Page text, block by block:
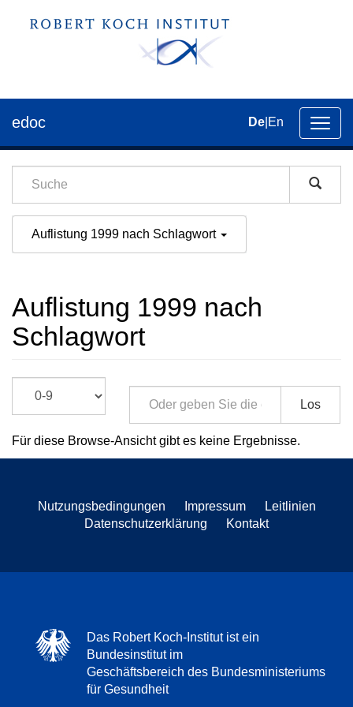
der
edoc De En
Auflistung 1999 nach Schlagwort
Auflistung 1999 nach
Schlagwort
Los
Für diese Browse-Ansicht gibt es keine Ergebnisse.
Nutzungsbedingungen Impressum
Leitlinien
Datenschutzerklärung
Kontakt
Das Robert Koch-Institut ist ein
Bundesinstitut im
Geschäftsbereich des Bundesministeriums
für Gesundheit